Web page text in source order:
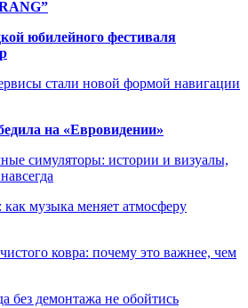
юбилейного фестиваля
стали новой формой навигации
на «Евровидении»
симуляторы: истории и визуалы,
музыка меняет атмосферу
ковра: почему это важнее, чем
без демонтажа не обойтись